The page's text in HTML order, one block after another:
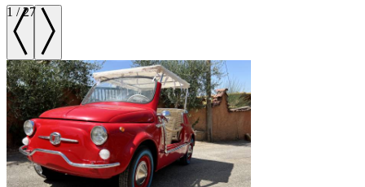
1 /27